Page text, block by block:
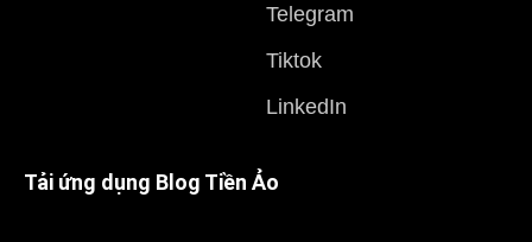
Telegram
Tiktok
LinkedIn
Tải ứng dụng Blog Tiền Ảo